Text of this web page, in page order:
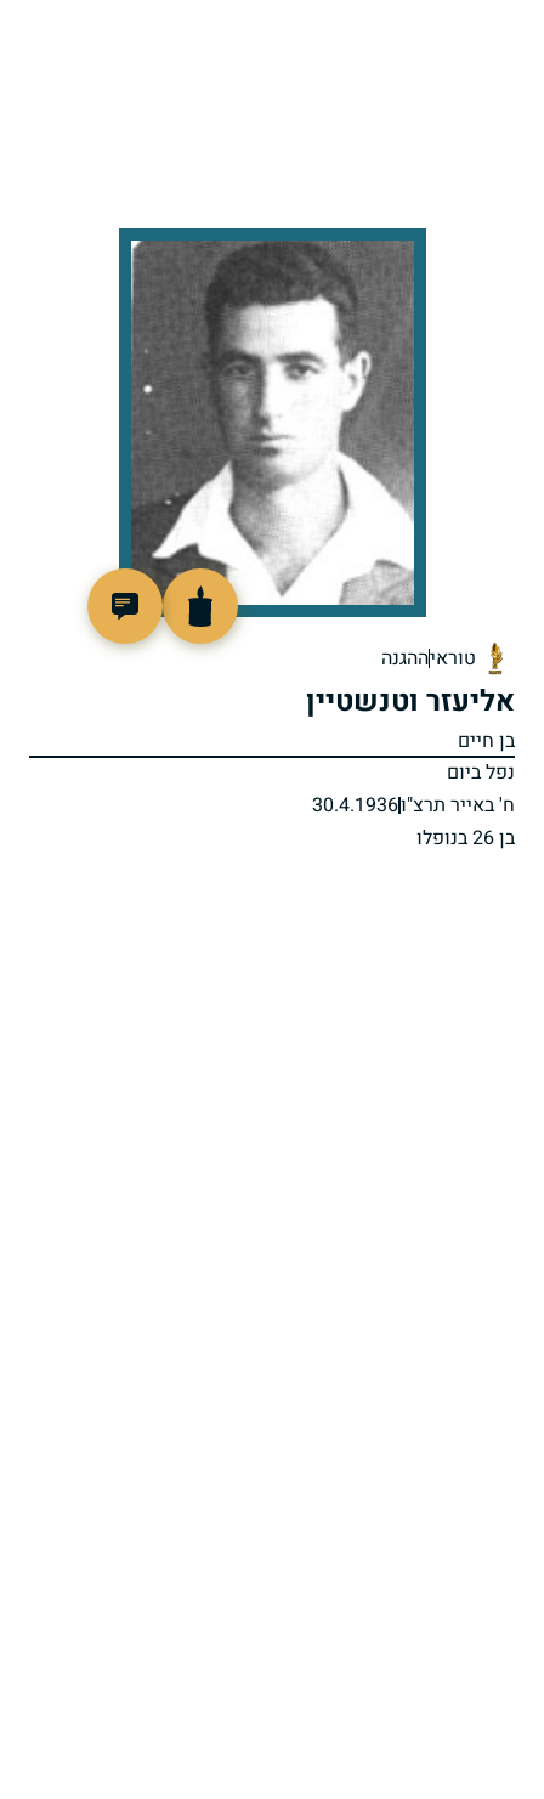
טוראיההגנה
אליעזר וטנשטיין
בן חיים
נפל ביום
ח' באייר תרצ"ו30.4.1936
בן 26 בנופלו